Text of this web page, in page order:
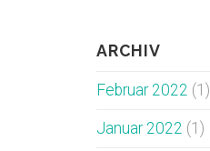
ARCHIV
Februar 2022 (1)
Januar 2022 (1)